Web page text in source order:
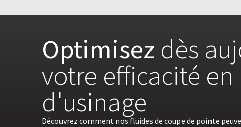
Optimisez dès
votre efficacité
d'usinage
Découvrez comment nos fluides de coupe de pointe